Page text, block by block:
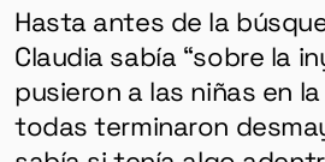
Hasta antes de la
Claudia sabía “sobre la
pusieron a las niñas en
todas terminaron